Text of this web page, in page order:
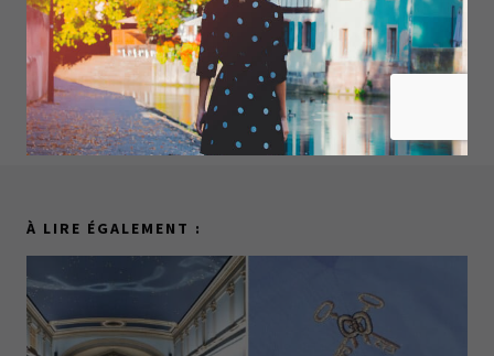
À LIRE ÉGALEMENT :